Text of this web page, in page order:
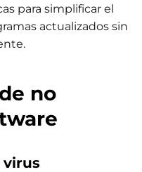
para simplificar el
actualizados sin
no
virus